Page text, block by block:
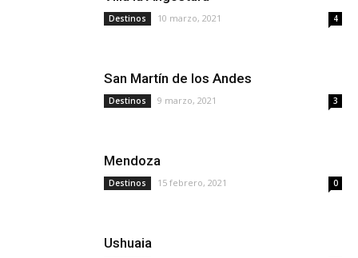
Destinos 10 marzo, 2021 4
San Martín de los Andes
Destinos 9 marzo, 2021 3
Mendoza
Destinos 15 febrero, 2021 0
Ushuaia